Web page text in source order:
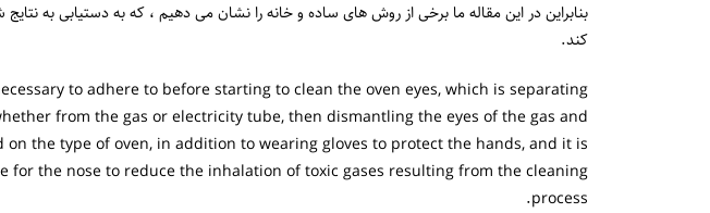
بنابراین در این مقاله ما برخی از روش های ساده و خانه را نشان می دهیم ، که به دستیابی به
کند.
to adhere to before starting to clean the oven eyes, which is separating
from the gas or electricity tube, then dismantling the eyes of the gas and
on the type of oven, in addition to wearing gloves to protect the hands, and it is
for the nose to reduce the inhalation of toxic gases resulting from the cleaning
process.